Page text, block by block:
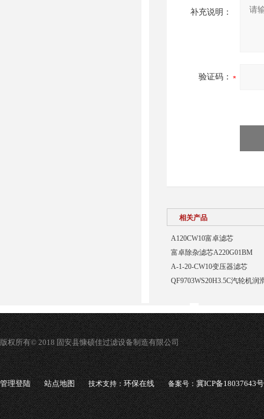
补充说明：
验证码：
相关产品
A120CW10富卓滤芯
富卓除杂滤芯A220G01BM
A-1-20-CW10变压器滤芯
QF9703WS20H3.5C汽轮机润
版权所有© 2018 固安县慷硕佳过滤设备制造有限公司
管理登陆 站点地图 技术支持：环保在线 备案号：冀ICP备18037643